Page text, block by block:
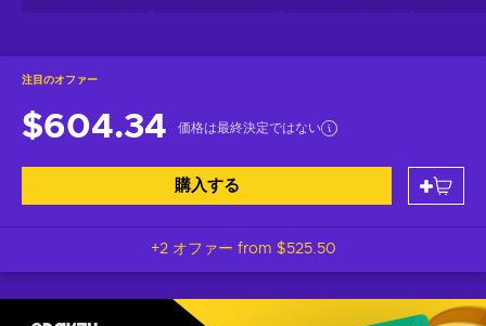
注目のオファー
$604.34 価格は最終決定ではない
購入する
+2 オファー from $525.50